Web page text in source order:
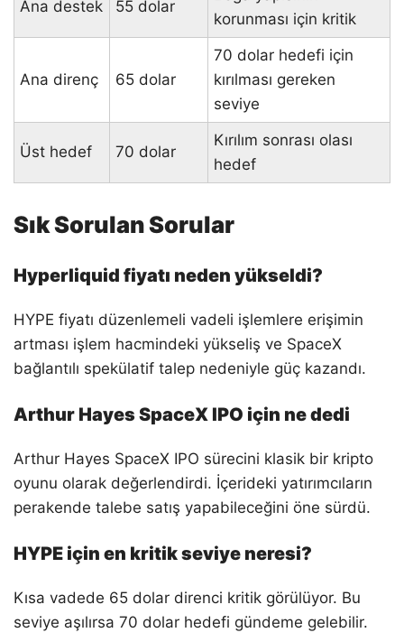
Ana destek 55 dolar
korunması için kritik
Ana direnç 65 dolar
70 dolar hedefi için
kırılması gereken
seviye
Üst hedef 70 dolar
Kırılım sonrası olası
hedef
Sık Sorulan Sorular
Hyperliquid fiyatı neden yükseldi?
HYPE fiyatı düzenlemeli vadeli işlemlere erişimin
artması işlem hacmindeki yükseliş ve SpaceX
bağlantılı spekülatif talep nedeniyle güç kazandı.
Arthur Hayes SpaceX IPO için ne dedi
Arthur Hayes SpaceX IPO sürecini klasik bir kripto
oyunu olarak değerlendirdi. İçerideki yatırımcıların
perakende talebe satış yapabileceğini öne sürdü.
HYPE için en kritik seviye neresi?
Kısa vadede 65 dolar direnci kritik görülüyor. Bu
seviye aşılırsa 70 dolar hedefi gündeme gelebilir.